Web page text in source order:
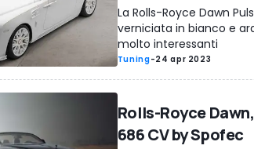
La Rolls-Royce Dawn
verniciata in bianco e
molto interessanti
Tuning-24 apr 2023
Rolls-Royce
686 CV by Spofec